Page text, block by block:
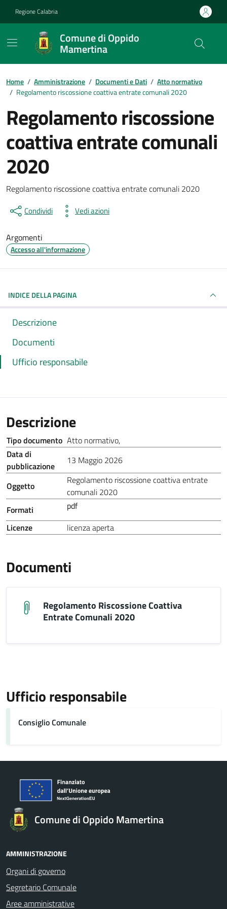
Regione Calabria
Comune di Oppido
Mamertina
Home / Amministrazione / Documenti e Dati / Atto normativo
/ Regolamento riscossione coattiva entrate comunali 2020
Regolamento riscossione
coattiva entrate comunali
2020
Dettagli del documento
Regolamento riscossione coattiva entrate comunali 2020
Condividi Vedi azioni
Argomenti
Accesso all'informazione
INDICE DELLA PAGINA
Descrizione
Documenti
Ufficio responsabile
Descrizione
Tipo documento Atto normativo,
Data di
pubblicazione
13 Maggio 2026
Oggetto
Regolamento riscossione coattiva entrate
comunali 2020
Formati
pdf
Licenze
licenza aperta
Documenti
Regolamento Riscossione Coattiva
Entrate Comunali 2020
Ufficio responsabile
Consiglio Comunale
Comune di Oppido Mamertina
AMMINISTRAZIONE
Organi di governo
Segretario Comunale
Aree amministrative